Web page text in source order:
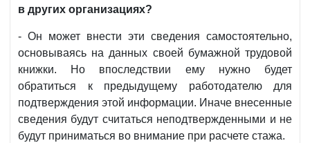
в других организациях?
- Он может внести эти сведения самостоятельно,
основываясь на данных своей бумажной трудовой
книжки. Но впоследствии ему нужно будет
обратиться к предыдущему работодателю для
подтверждения этой информации. Иначе внесенные
сведения будут считаться неподтвержденными и не
будут приниматься во внимание при расчете стажа.